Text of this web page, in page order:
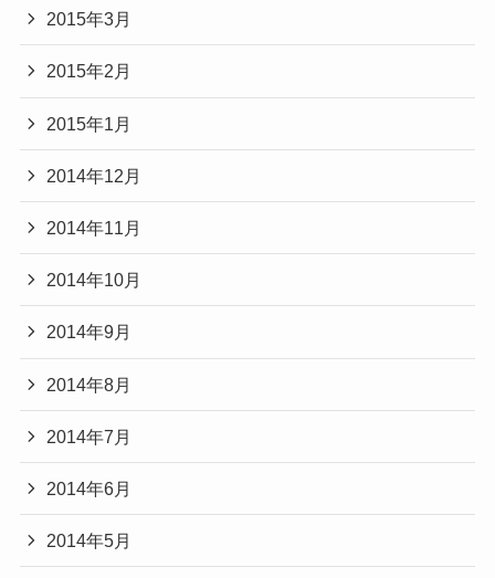
2015年3月
2015年2月
2015年1月
2014年12月
2014年11月
2014年10月
2014年9月
2014年8月
2014年7月
2014年6月
2014年5月